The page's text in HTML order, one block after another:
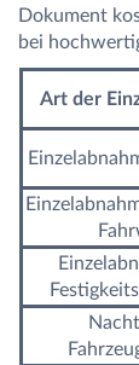
Dokument
bei
Art der